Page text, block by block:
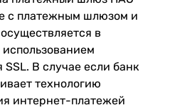
с платежным шлюзом и
в
В случае если банк
технологию
интернет-платежей